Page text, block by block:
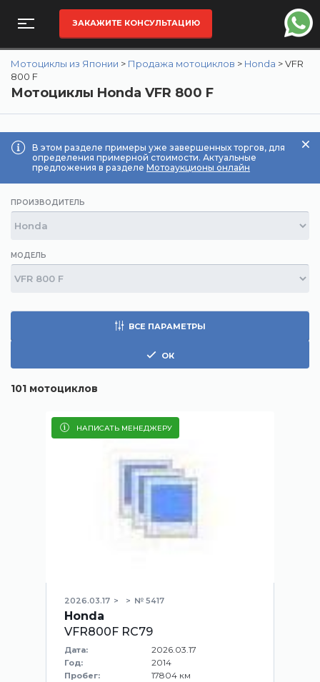
ЗАКАЖИТЕ КОНСУЛЬТАЦИЮ
Мотоциклы из Японии > Продажа мотоциклов > Honda >VFR
800 F
Мотоциклы Honda VFR 800 F
В этом разделе примеры уже завершенных торгов, для
определения примерной стоимости. Актуальные
предложения в разделе Мотоаукционы онлайн
ПРОИЗВОДИТЕЛЬ
МОДЕЛЬ
ВСЕ ПАРАМЕТРЫ
ОК
101 мотоциклов
НАПИСАТЬ МЕНЕДЖЕРУ
2026.03.17 № 5417
Honda
VFR800F RC79
Дата: 2026.03.17
Год: 2014
Пробег: 17804 км